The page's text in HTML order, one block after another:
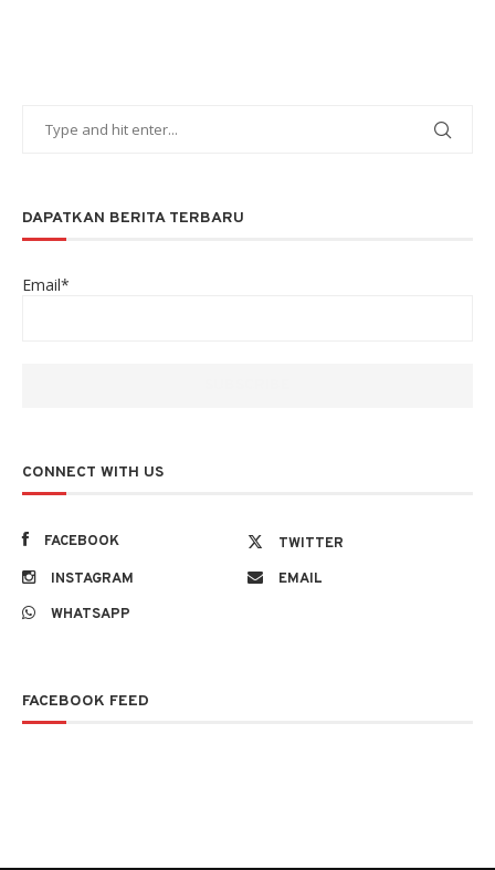
DAPATKAN BERITA TERBARU
Email*
CONNECT WITH US
FACEBOOK
TWITTER
INSTAGRAM
EMAIL
WHATSAPP
FACEBOOK FEED